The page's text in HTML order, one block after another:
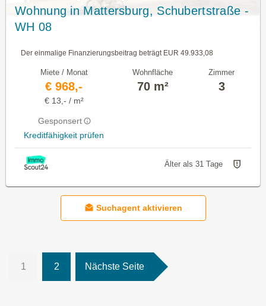
Wohnung in Mattersburg, Schubertstraße -
WH 08
Der einmalige Finanzierungsbeitrag beträgt EUR 49.933,08
Miete / Monat
€ 968,-
€ 13,- / m²
Gesponsert
Kreditfähigkeit prüfen
Wohnfläche
70 m²
Zimmer
3
Älter als 31 Tage
Suchagent aktivieren
1 2 Nächste Seite